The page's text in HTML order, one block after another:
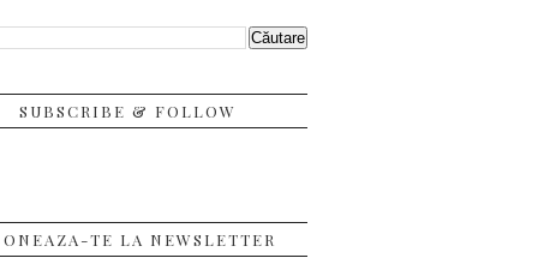
SUBSCRIBE & FOLLOW
TE LA NEWSLETTER